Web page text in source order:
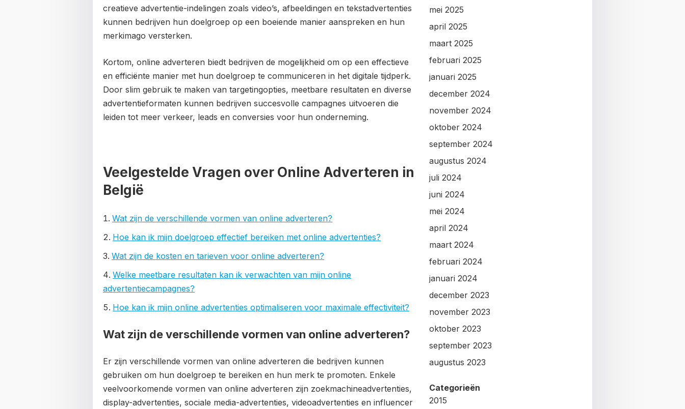
creatieve advertentie-indelingen zoals video’s, afbeeldingen en tekstadvertenties
kunnen bedrijven hun doelgroep op een boeiende manier aanspreken en hun
merkimago versterken.
Kortom, online adverteren biedt bedrijven de mogelijkheid om op een effectieve
en efficiënte manier met hun doelgroep te communiceren in het digitale tijdperk.
Door slim gebruik te maken van targetingopties, meetbare resultaten en diverse
advertentieformaten kunnen bedrijven succesvolle campagnes uitvoeren die
leiden tot meer verkeer, leads en conversies voor hun onderneming.
Veelgestelde Vragen over Online Adverteren in
België
Wat zijn de verschillende vormen van online adverteren?
Hoe kan ik mijn doelgroep effectief bereiken met online advertenties?
Wat zijn de kosten en tarieven voor online adverteren?
Welke meetbare resultaten kan ik verwachten van mijn online
advertentiecampagnes?
Hoe kan ik mijn online advertenties optimaliseren voor maximale effectiviteit?
Wat zijn de verschillende vormen van online adverteren?
Er zijn verschillende vormen van online adverteren die bedrijven kunnen
gebruiken om hun doelgroep te bereiken en hun merk te promoten. Enkele
veelvoorkomende vormen van online adverteren zijn zoekmachineadvertenties,
display-advertenties, sociale media-advertenties, videoadvertenties en influencer
mei 2025
april 2025
maart 2025
februari 2025
januari 2025
december 2024
november 2024
oktober 2024
september 2024
augustus 2024
juli 2024
juni 2024
mei 2024
april 2024
maart 2024
februari 2024
januari 2024
december 2023
november 2023
oktober 2023
september 2023
augustus 2023
Categorieën
2015